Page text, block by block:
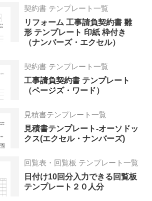
契約書 テンプレート一覧
リフォーム 工事請負契約書 雛
形 テンプレート 印紙 枠付き
（ナンバーズ・エクセル）
契約書 テンプレート一覧
工事請負契約書 テンプレート
（ページズ・ワード）
見積書テンプレート一覧
見積書テンプレート-オーソドッ
クス(エクセル・ナンバーズ)
回覧表・回覧板 テンプレート一覧
日付け10回分入力できる回覧板
テンプレート２０人分